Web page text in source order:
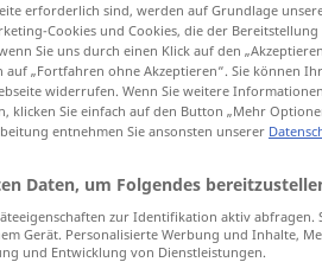
(≈ von Dauer)
(≈ konstant)
erforderlich sind, werden auf Grundlage
Cookies und Cookies, die der
Sie uns durch einen Klick auf den
auf „Fortfahren ohne Akzeptieren“. Sie können
widerrufen. Wenn Sie weitere
klicken Sie einfach auf den Button „Mehr
entnehmen Sie ansonsten unserer
Daten, um Folgendes
zur Identifikation aktiv abfragen.
Gerät. Personalisierte Werbung und Inhalte,
und Entwicklung von Dienstleistungen.